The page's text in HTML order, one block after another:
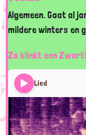
Algemeen. Gaat al
mildere winters en
Zo klinkt een
Lied